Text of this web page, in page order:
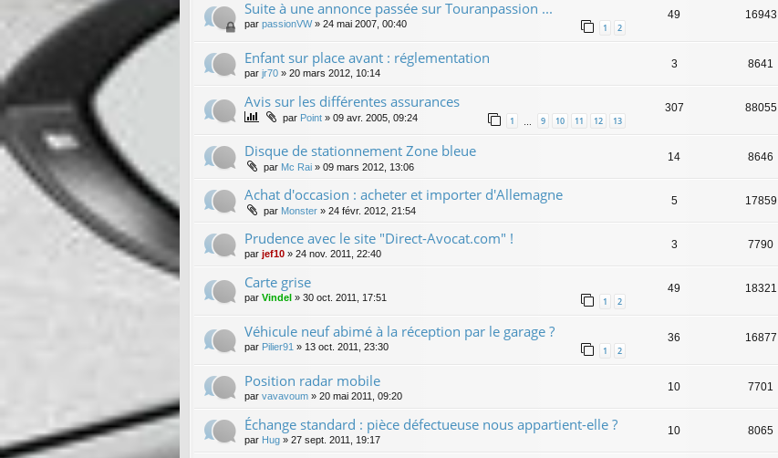
Suite à une annonce passée sur Touranpassion ...
par passionVW» 24 mai 2007, 00:40 1 2
49 16943
Enfant sur place avant : réglementation
par jr70 » 20 mars 2012, 10:14
3 8641
Avis sur les différentes assurances
par Point » 09 avr. 2005, 09:24 1 … 9 10 11 12 13
307 88055
Disque de stationnement Zone bleue
par Mc Rai » 09 mars 2012, 13:06
14 8646
Achat d'occasion : acheter et importer d'Allemagne
par Monster » 24 févr. 2012, 21:54
5 17859
Prudence avec le site "Direct-Avocat.com" !
par jef10 » 24 nov. 2011, 22:40
3 7790
Carte grise
par Vindel » 30 oct. 2011, 17:51 1 2
49 18321
Véhicule neuf abimé à la réception par le garage ?
par Pilier91 » 13 oct. 2011, 23:30 1 2
36 16877
Position radar mobile
par vavavoum » 20 mai 2011, 09:20
10 7701
Échange standard : pièce défectueuse nous appartient-elle ?
par Hug » 27 sept. 2011, 19:17
10 8065